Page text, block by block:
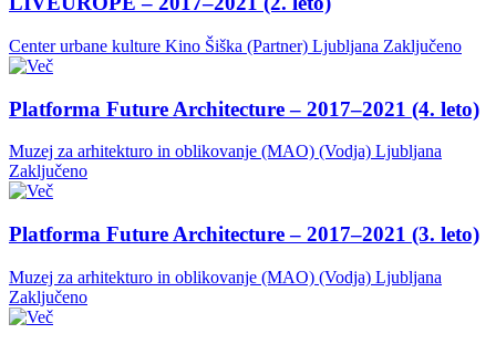
Center urbane kulture Kino Šiška (Partner) Ljubljana Zaključeno
Platforma Future Architecture – 2017–2021 (4. leto)
Muzej za arhitekturo in oblikovanje (MAO) (Vodja) Ljubljana
Zaključeno
Platforma Future Architecture – 2017–2021 (3. leto)
Muzej za arhitekturo in oblikovanje (MAO) (Vodja) Ljubljana
Zaključeno